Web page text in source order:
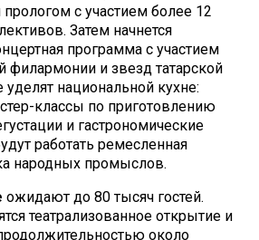
с участием более 12
Затем начнется
программа с участием
филармонии и звезд татарской
национальной кухне:
классы по приготовлению
и гастрономические
работать ремесленная
народных промыслов.
ожидают до 80 тысяч гостей.
театрализованное открытие и
около